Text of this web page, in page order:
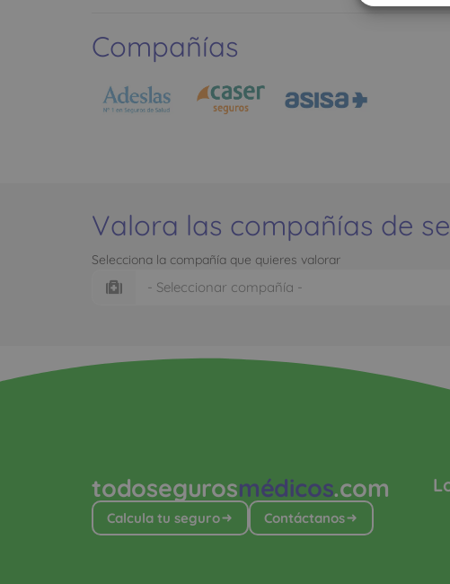
Compañías
Valora las compañías de
Selecciona la compañía que quieres valorar
todosegurosmédicos.com
Calcula tu seguro Contáctanos